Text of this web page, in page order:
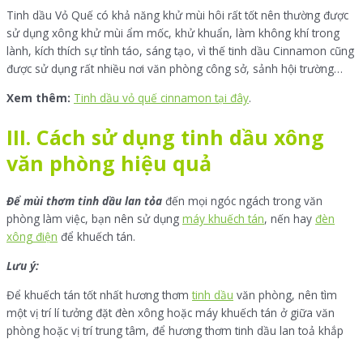
Tinh dầu Vỏ Quế có khả năng khử mùi hôi rất tốt nên thường được
sử dụng xông khử mùi ẩm mốc, khử khuẩn, làm không khí trong
lành, kích thích sự tỉnh táo, sáng tạo, vì thế tinh dầu Cinnamon cũng
được sử dụng rất nhiều nơi văn phòng công sở, sảnh hội trường…
Xem thêm: Tinh dầu vỏ quế cinnamon tại đây.
III. Cách sử dụng tinh dầu xông
văn phòng hiệu quả
Để mùi thơm tinh dầu lan tỏa đến mọi ngóc ngách trong văn
phòng làm việc, bạn nên sử dụng máy khuếch tán, nến hay đèn
xông điện để khuếch tán.
Lưu ý:
Để khuếch tán tốt nhất hương thơmtinh dầu văn phòng, nên tìm
một vị trí lí tưởng đặt đèn xông hoặc máy khuếch tán ở giữa văn
phòng hoặc vị trí trung tâm, để hương thơm tinh dầu lan toả khắp